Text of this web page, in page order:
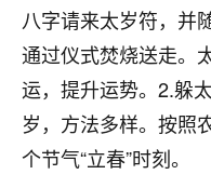
八字请来太岁符，并
通过仪式焚烧送走。
运，提升运势。2.躲
岁，方法多样。按照
个节气“立春”时刻。
鹿森：慧来老
1天前 来自江西
青春168
我也想要，我也想
2天前 来自山西